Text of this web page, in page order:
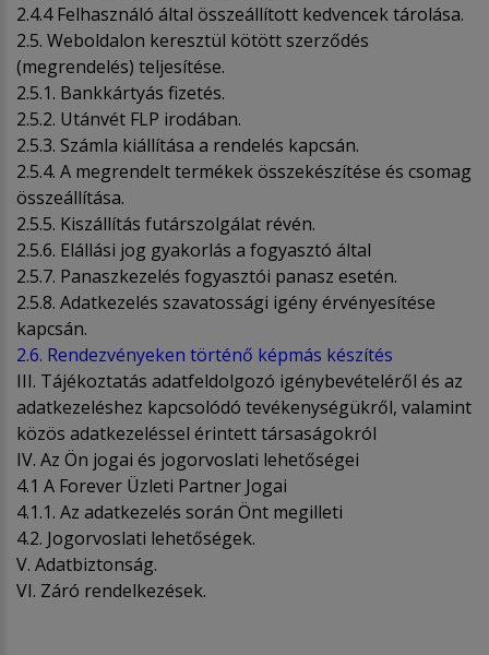
2.4.4 Felhasználó által összeállított kedvencek tárolása.
2.5. Weboldalon keresztül kötött szerződés
(megrendelés) teljesítése.
2.5.1. Bankkártyás fizetés.
2.5.2. Utánvét FLP irodában.
2.5.3. Számla kiállítása a rendelés kapcsán.
2.5.4. A megrendelt termékek összekészítése és csomag
összeállítása.
2.5.5. Kiszállítás futárszolgálat révén.
2.5.6. Elállási jog gyakorlás a fogyasztó által
2.5.7. Panaszkezelés fogyasztói panasz esetén.
2.5.8. Adatkezelés szavatossági igény érvényesítése
kapcsán.
2.6. Rendezvényeken történő képmás készítés
III. Tájékoztatás adatfeldolgozó igénybevételéről és az
adatkezeléshez kapcsolódó tevékenységükről, valamint
közös adatkezeléssel érintett társaságokról
IV. Az Ön jogai és jogorvoslati lehetőségei
4.1 A Forever Üzleti Partner Jogai
4.1.1. Az adatkezelés során Önt megilleti
4.2. Jogorvoslati lehetőségek.
V. Adatbiztonság.
VI. Záró rendelkezések.